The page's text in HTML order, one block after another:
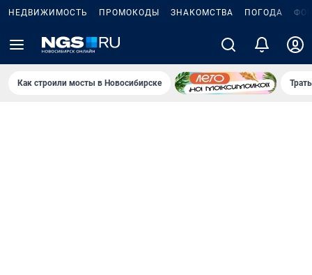
НЕДВИЖИМОСТЬ ПРОМОКОДЫ ЗНАКОМСТВА ПОГОДА
Как строили мосты в Новосибирске